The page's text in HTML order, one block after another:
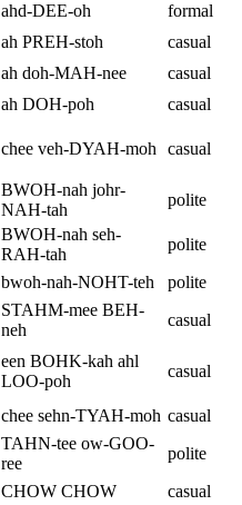
ahd-DEE-oh
formal
ah PREH-stoh
casual
ah doh-MAH-nee
casual
ah DOH-poh
casual
chee veh-DYAH-moh casual
BWOH-nah johr-
NAH-tah
polite
BWOH-nah seh-
RAH-tah
polite
bwoh-nah-NOHT-teh polite
STAHM-mee BEH-
neh
casual
een BOHK-kah ahl
LOO-poh
casual
chee sehn-TYAH-moh casual
TAHN-tee ow-GOO-
ree
polite
CHOW CHOW casual